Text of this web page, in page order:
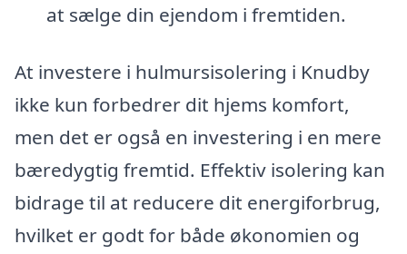
at sælge din ejendom i fremtiden.
At investere i hulmursisolering i Knudby
ikke kun forbedrer dit hjems komfort,
men det er også en investering i en mere
bæredygtig fremtid. Effektiv isolering kan
bidrage til at reducere dit energiforbrug,
hvilket er godt for både økonomien og